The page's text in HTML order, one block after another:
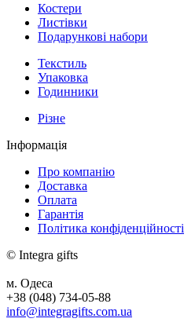
Костери
Листівки
Подарункові набори
Текстиль
Упаковка
Годинники
Різне
Інформація
Про компанію
Доставка
Оплата
Гарантія
Політика конфіденційності
© Integra gifts
м. Одеса
+38 (048) 734-05-88
info@integragifts.com.ua